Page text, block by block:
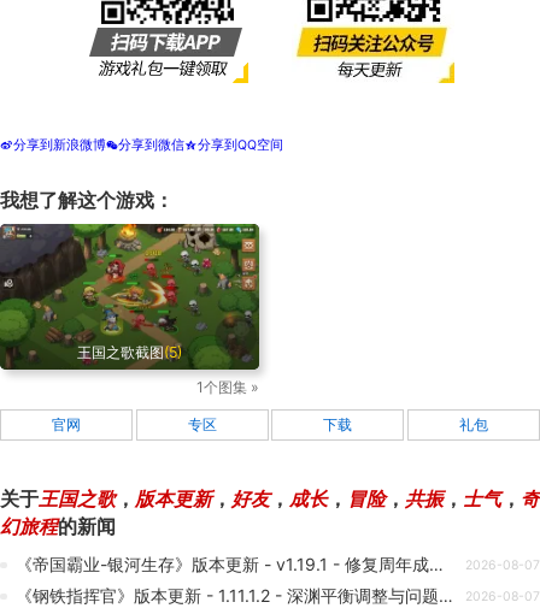
t分享到新浪微博w分享到微信z分享到QQ空间
我想了解这个游戏：
王国之歌截图(5)
1个图集 »
官网 专区 下载 礼包
关于王国之歌， 版本更新， 好友， 成长， 冒险， 共振， 士气， 奇
幻旅程的新闻
《帝国霸业-银河生存》版本更新 - v1.19.1 - 修复周年成就及配置错误 2026-08-07
《钢铁指挥官》版本更新 - 1.11.1.2 - 深渊平衡调整与问题修正 2026-08-07